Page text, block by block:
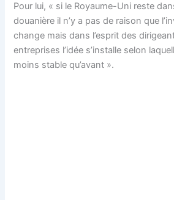
Pour lui, « si le Royaume-Uni reste
douanière il n’y a pas de raison que
change mais dans l’esprit des
entreprises l’idée s’installe selon
moins stable qu’avant ».